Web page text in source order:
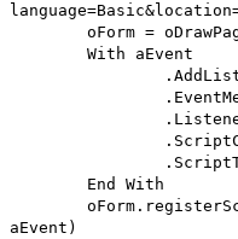
oForm =
With aEvent
End With
aEvent)